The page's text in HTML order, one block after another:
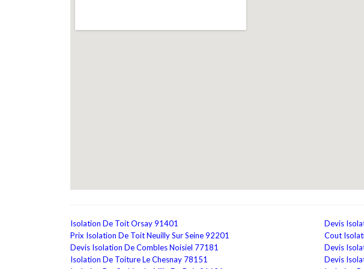
Isolation De Toit Orsay 91401
Prix Isolation De Toit Neuilly Sur Seine 92201
Devis Isolation De Combles Noisiel 77181
Isolation De Toiture Le Chesnay 78151
Devis
Cout
Devis
Devis